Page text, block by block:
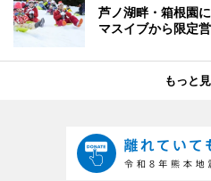
芦ノ湖畔・箱根園
マスイブから限定
もっと